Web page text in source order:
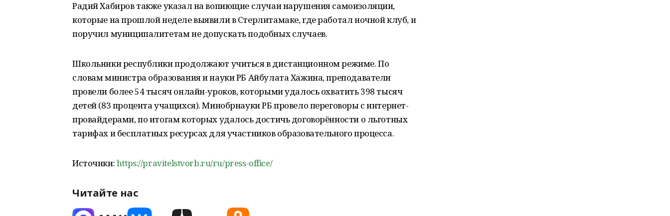
Радий Хабиров также указал на вопиющие случаи нарушения самоизоляции,
которые на прошлой неделе выявили в Стерлитамаке, где работал ночной клуб, и
поручил муниципалитетам не допускать подобных случаев.
Школьники республики продолжают учиться в дистанционном режиме. По
словам министра образования и науки РБ Айбулата Хажина, преподаватели
провели более 54 тысяч онлайн-уроков, которыми удалось охватить 398 тысяч
детей (83 процента учащихся). Минобрнауки РБ провело переговоры с интернет-
провайдерами, по итогам которых удалось достичь договорённости о льготных
тарифах и бесплатных ресурсах для участников образовательного процесса.
Источнки:https://pravitelstvorb.ru/ru/press-office/
Читайте нас